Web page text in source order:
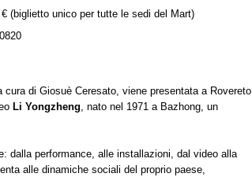
(biglietto unico per tutte le sedi del Mart)
di Giosuè Ceresato, viene presentata a Rovereto
Li Yongzheng, nato nel 1971 a Bazhong, un
dalla performance, alle installazioni, dal video alla
alle dinamiche sociali del proprio paese,